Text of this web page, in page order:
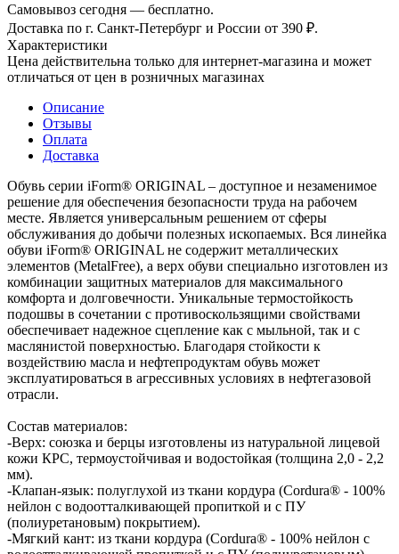
Самовывоз сегодня — бесплатно.
Доставка по г. Санкт-Петербург и России от 390 ₽.
Характеристики
Цена действительна только для интернет-магазина и может
отличаться от цен в розничных магазинах
Описание
Отзывы
Оплата
Доставка
Обувь серии iForm® ORIGINAL – доступное и незаменимое
решение для обеспечения безопасности труда на рабочем
месте. Является универсальным решением от сферы
обслуживания до добычи полезных ископаемых. Вся линейка
обуви iForm® ORIGINAL не содержит металлических
элементов (MetalFree), а верх обуви специально изготовлен из
комбинации защитных материалов для максимального
комфорта и долговечности. Уникальные термостойкость
подошвы в сочетании с противоскользящими свойствами
обеспечивает надежное сцепление как с мыльной, так и с
маслянистой поверхностью. Благодаря стойкости к
воздействию масла и нефтепродуктам обувь может
эксплуатироваться в агрессивных условиях в нефтегазовой
отрасли.
Состав материалов:
-Верх: союзка и берцы изготовлены из натуральной лицевой
кожи КРС, термоустойчивая и водостойкая (толщина 2,0 - 2,2
мм).
-Клапан-язык: полуглухой из ткани кордура (Cordura® - 100%
нейлон с водоотталкивающей пропиткой и с ПУ
(полиуретановым) покрытием).
-Мягкий кант: из ткани кордура (Cordura® - 100% нейлон с